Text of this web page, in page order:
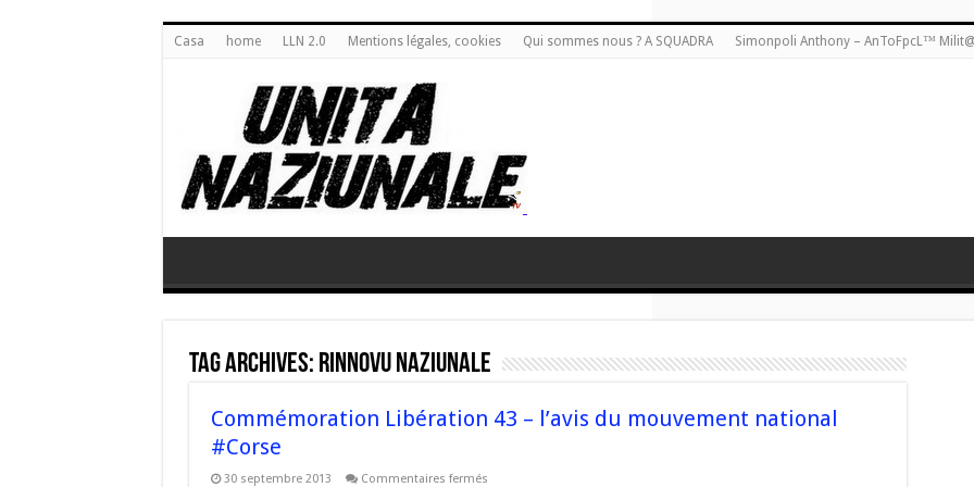
Casa home LLN 2.0 Mentions légales, cookies Qui sommes nous ? A SQUADRA Simonpoli Anthony – AnToFpcL™
Tag Archives: Rinnovu Naziunale
Commémoration Libération 43 – l’avis du mouvement national
#Corse
30 septembre 2013 Commentaires ferméssur